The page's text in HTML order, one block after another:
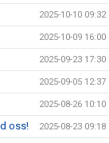
2025-10-10 09:32
2025-10-09 16:00
2025-09-23 17:30
2025-09-05 12:37
2025-08-26 10:10
oss! 2025-08-23 09:18